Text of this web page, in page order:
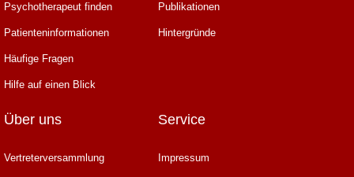
Psychotherapeut finden
Patienteninformationen
Häufige Fragen
Hilfe auf einen Blick
Publikationen
Hintergründe
Über uns
Vertreterversammlung
Service
Impressum